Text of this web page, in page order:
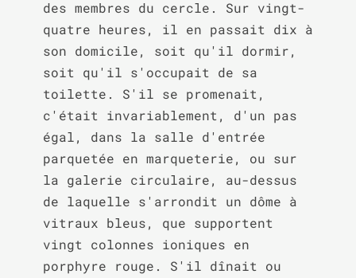
des membres du cercle. Sur vingt-
quatre heures, il en passait dix à
son domicile, soit qu'il dormir,
soit qu'il s'occupait de sa
toilette. S'il se promenait,
c'était invariablement, d'un pas
égal, dans la salle d'entrée
parquetée en marqueterie, ou sur
la galerie circulaire, au-dessus
de laquelle s'arrondit un dôme à
vitraux bleus, que supportent
vingt colonnes ioniques en
porphyre rouge. S'il dînait ou